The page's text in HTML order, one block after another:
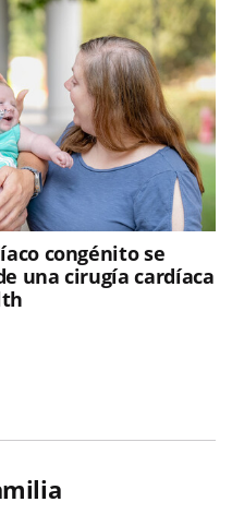
congénito se
una cirugía cardíaca